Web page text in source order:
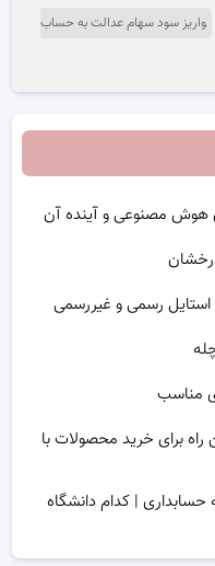
واریز سود سهام عدالت به حساب
مصنوعی و آینده آن
رسمی و غیررسمی
مناسب
برای خرید محصولات با
حسابداری | کدام دانشگاه